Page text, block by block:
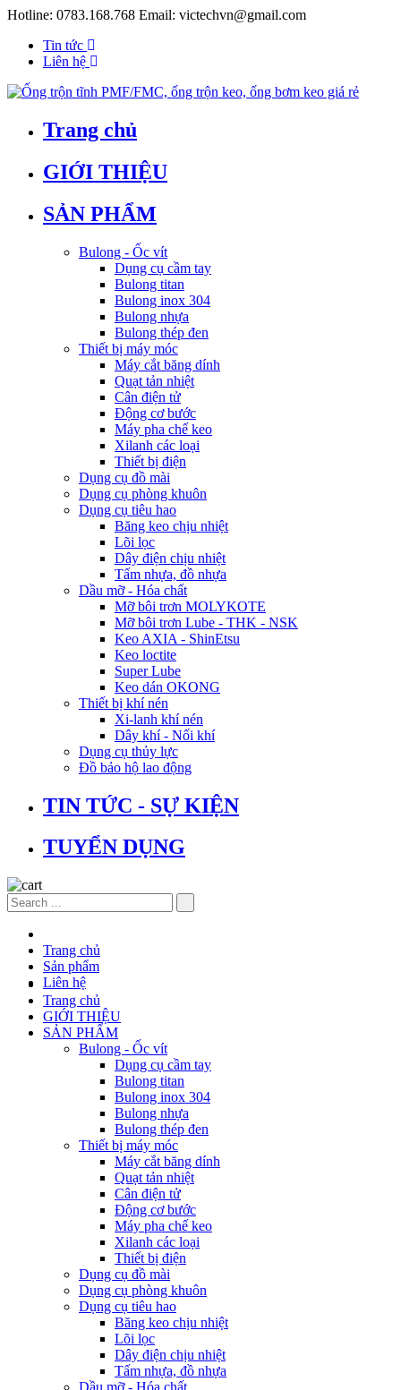
Hotline: 0783.168.768 Email: victechvn@gmail.com
Tin tức
Liên hệ
Trang chủ
GIỚI THIỆU
SẢN PHẨM
Bulong - Ốc vít
Dụng cụ cầm tay
Bulong titan
Bulong inox 304
Bulong nhựa
Bulong thép đen
Thiết bị máy móc
Máy cắt băng dính
Quạt tản nhiệt
Cân điện tử
Động cơ bước
Máy pha chế keo
Xilanh các loại
Thiết bị điện
Dụng cụ đồ mài
Dụng cụ phòng khuôn
Dụng cụ tiêu hao
Băng keo chịu nhiệt
Lõi lọc
Dây điện chịu nhiệt
Tấm nhựa, đồ nhựa
Dầu mỡ - Hóa chất
Mỡ bôi trơn MOLYKOTE
Mỡ bôi trơn Lube - THK - NSK
Keo AXIA - ShinEtsu
Keo loctite
Super Lube
Keo dán OKONG
Thiết bị khí nén
Xi-lanh khí nén
Dây khí - Nối khí
Dụng cụ thủy lực
Đồ bảo hộ lao động
TIN TỨC - SỰ KIỆN
TUYỂN DỤNG
Trang chủ
Sản phẩm
Liên hệ
Trang chủ
GIỚI THIỆU
SẢN PHẨM
Bulong - Ốc vít
Dụng cụ cầm tay
Bulong titan
Bulong inox 304
Bulong nhựa
Bulong thép đen
Thiết bị máy móc
Máy cắt băng dính
Quạt tản nhiệt
Cân điện tử
Động cơ bước
Máy pha chế keo
Xilanh các loại
Thiết bị điện
Dụng cụ đồ mài
Dụng cụ phòng khuôn
Dụng cụ tiêu hao
Băng keo chịu nhiệt
Lõi lọc
Dây điện chịu nhiệt
Tấm nhựa, đồ nhựa